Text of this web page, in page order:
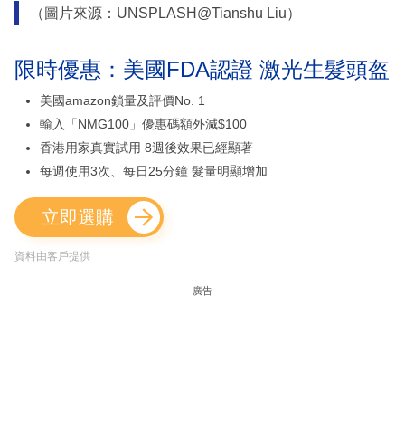
（圖片來源：UNSPLASH@Tianshu Liu）
限時優惠：美國FDA認證 激光生髮頭盔
美國amazon鎖量及評價No. 1
輸入「NMG100」優惠碼額外減$100
香港用家真實試用 8週後效果已經顯著
每週使用3次、每日25分鐘 髮量明顯增加
立即選購
資料由客戶提供
廣告